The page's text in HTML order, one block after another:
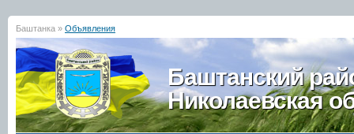
Баштанка » Объявления
Баштанский
Николаевская